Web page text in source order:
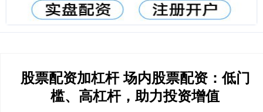
股票配资加杠杆 场内股票配资：低门
槛、高杠杆，助力投资增值